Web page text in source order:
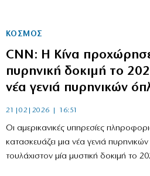
ΚΟΣΜΟΣ
CNN: Η Κίνα
πυρηνική δοκιμή το
νέα γενιά πυρηνικών
21|02|2026 | 16:51
Οι αμερικανικές υπηρεσίες
κατασκευάζει μια νέα γενιά
τουλάχιστον μία μυστική δοκιμή το